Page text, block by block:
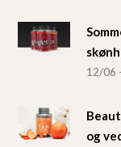
12/06
og